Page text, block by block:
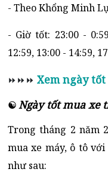
- Theo Khổng Minh
- Giờ tốt: 23:00 -
12:59, 13:00 - 14:59,
⏩⏩⏩ Xem ngày
☯ Ngày tốt mua xe
Trong tháng 2 năm
mua xe máy, ô tô
như sau: